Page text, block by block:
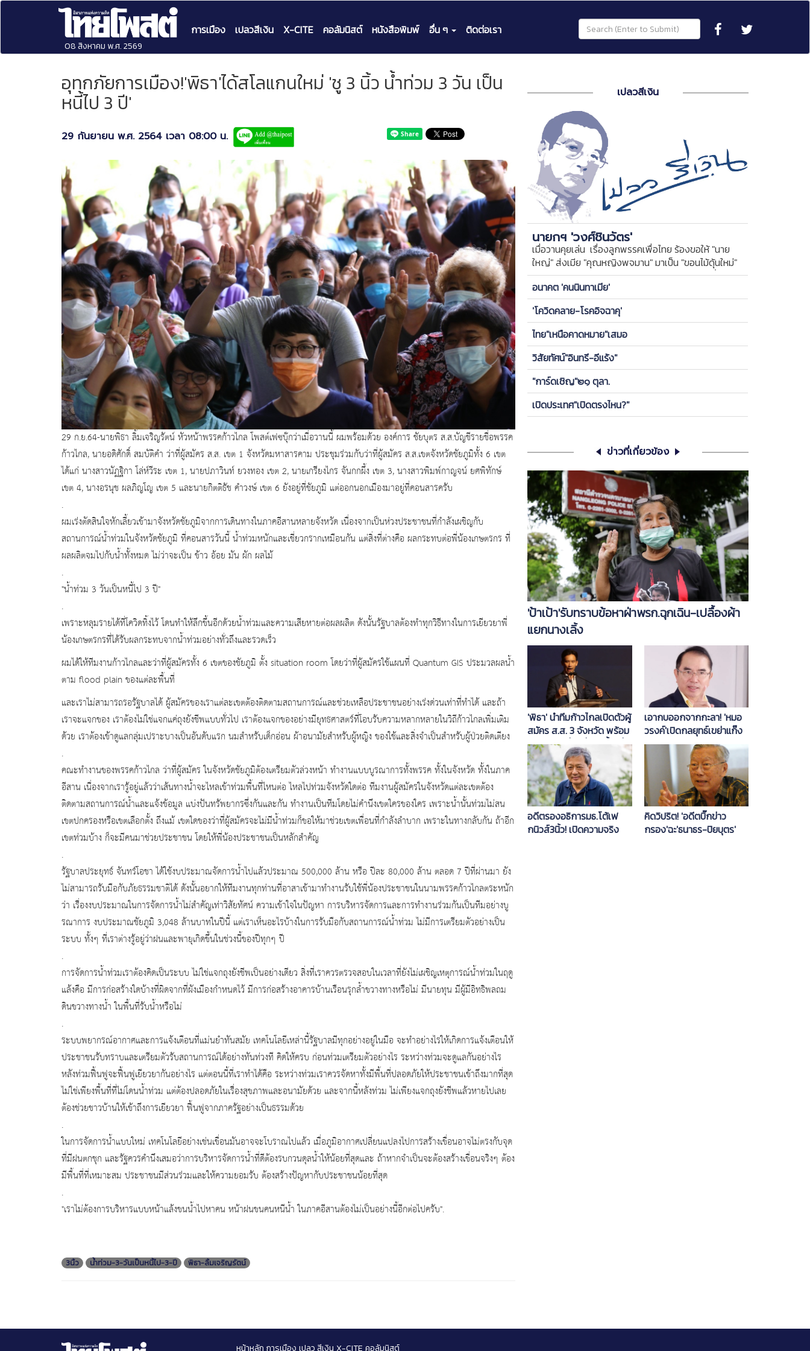
08 สิงหาคม พ.ศ. 2569
การเมือง เปลวสีเงิน X-CITE คอลัมนิสต์ หนังสือพิมพ์ อื่น ๆ ติดต่อเรา
อุทกภัยการเมือง!'พิธา'ได้สโลแกนใหม่ 'ชู 3 นิ้ว น้ำท่วม 3 วัน เป็น
หนี้ไป 3 ปี'
29 กันยายน พ.ศ. 2564 เวลา 08:00 น.
29 ก.ย.64-นายพิธา ลิ้มเจริญรัตน์ หัวหน้าพรรคก้าวไกล โพสต์เฟซบุ๊กว่าเมื่อวานนี้ ผมพร้อมด้วย องค์การ ชัยบุตร ส.ส.บัญชีรายชื่อพรรค
ก้าวไกล, นายอดิศักดิ์ สมบัติคำ ว่าที่ผู้สมัคร ส.ส. เขต 1 จังหวัดมหาสารคาม ประชุมร่วมกับว่าที่ผู้สมัคร ส.ส.เขตจังหวัดชัยภูมิทั้ง 6 เขต
ได้แก่ นางสาวนัฏฐิกา โล่ห์วีระ เขต 1, นายปภาวินท์ ยวงทอง เขต 2, นายเกรียงไกร จันกกผึ้ง เขต 3, นางสาวพิมพ์กาญจน์ ยศพิทักษ์
เขต 4, นางอรนุช ผลภิญโญ เขต 5 และนายกิตติธัช คำวงษ์ เขต 6 ยังอยู่ที่ชัยภูมิ แต่ออกนอกเมืองมาอยู่ที่คอนสารครับ
.
ผมเร่งตัดสินใจหักเลี้ยวเข้ามาจังหวัดชัยภูมิจากการเดินทางในภาคอีสานหลายจังหวัด เนื่องจากเป็นห่วงประชาชนที่กำลังเผชิญกับ
สถานการณ์น้ำท่วมในจังหวัดชัยภูมิ ที่คอนสารวันนี้ น้ำท่วมหนักและเชี่ยวกรากเหมือนกัน แต่สิ่งที่ต่างคือ ผลกระทบต่อพี่น้องเกษตรกร ที่
ผลผลิตจมไปกับน้ำทั้งหมด ไม่ว่าจะเป็น ข้าว อ้อย มัน ผัก ผลไม้
.
"น้ำท่วม 3 วันเป็นหนี้ไป 3 ปี"
.
เพราะหลุมรายได้ที่โควิดทิ้งไว้ โดนทำให้ลึกขึ้นอีกด้วยน้ำท่วมและความเสียหายต่อผลผลิต ดังนั้นรัฐบาลต้องทำทุกวิธีทางในการเยียวยาพี่
น้องเกษตรกรที่ได้รับผลกระทบจากน้ำท่วมอย่างทั่วถึงและรวดเร็ว
ผมได้ให้ทีมงานก้าวไกลและว่าที่ผู้สมัครทั้ง 6 เขตของชัยภูมิ ตั้ง situation room โดยว่าที่ผู้สมัครใช้แผนที่ Quantum GIS ประมวลผลน้ำ
ตาม flood plain ของแต่ละพื้นที่
และเราไม่สามารถรอรัฐบาลได้ ผู้สมัครของเราแต่ละเขตต้องติดตามสถานการณ์และช่วยเหลือประชาชนอย่างเร่งด่วนเท่าที่ทำได้ และถ้า
เราจะแจกของ เราต้องไม่ใช่แจกแค่ถุงยังชีพแบบทั่วไป เราต้องแจกของอย่างมียุทธศาสตร์ที่โอบรับความหลากหลายในวิถีก้าวไกลเพิ่มเติม
ด้วย เราต้องเข้าดูแลกลุ่มเปราะบางเป็นอันดับแรก นมสำหรับเด็กอ่อน ผ้าอนามัยสำหรับผู้หญิง ของใช้และสิ่งจำเป็นสำหรับผู้ป่วยติดเตียง
.
คณะทำงานของพรรคก้าวไกล ว่าที่ผู้สมัคร ในจังหวัดชัยภูมิต้องเตรียมตัวล่วงหน้า ทำงานแบบบูรณาการทั้งพรรค ทั้งในจังหวัด ทั้งในภาค
อีสาน เนื่องจากเรารู้อยู่แล้วว่าเส้นทางน้ำจะไหลเข้าท่วมพื้นที่ไหนต่อ ไหลไปท่วมจังหวัดใดต่อ ทีมงานผู้สมัครในจังหวัดแต่ละเขตต้อง
ติดตามสถานการณ์น้ำและแจ้งข้อมูล แบ่งปันทรัพยากรซึ่งกันและกัน ทำงานเป็นทีมโดยไม่คำนึงเขตใครของใคร เพราะน้ำนั้นท่วมไม่สน
เขตปกครองหรือเขตเลือกตั้ง ถึงแม้ เขตใดของว่าที่ผู้สมัครจะไม่มีน้ำท่วมก็ขอให้มาช่วยเขตเพื่อนที่กำลังลำบาก เพราะในทางกลับกัน ถ้าอีก
เขตท่วมบ้าง ก็จะมีคนมาช่วยประชาชน โดยให้พี่น้องประชาชนเป็นหลักสำคัญ
.
รัฐบาลประยุทธ์ จันทร์โอชา ได้ใช้งบประมาณจัดการน้ำไปแล้วประมาณ 500,000 ล้าน หรือ ปีละ 80,000 ล้าน ตลอด 7 ปีที่ผ่านมา ยัง
ไม่สามารถรับมือกับภัยธรรมชาติได้ ดังนั้นอยากให้ทีมงานทุกท่านที่อาสาเข้ามาทำงานรับใช้พี่น้องประชาชนในนามพรรคก้าวไกลตระหนัก
ว่า เรื่องงบประมาณในการจัดการน้ำไม่สำคัญเท่าวิสัยทัศน์ ความเข้าใจในปัญหา การบริหารจัดการและการทำงานร่วมกันเป็นทีมอย่างบู
รณาการ งบประมาณชัยภูมิ 3,048 ล้านบาทในปีนี้ แต่เราเห็นอะไรบ้างในการรับมือกับสถานการณ์น้ำท่วม ไม่มีการเตรียมตัวอย่างเป็น
ระบบ ทั้งๆ ที่เราต่างรู้อยู่ว่าฝนและพายุเกิดขึ้นในช่วงนี้ของปีทุกๆ ปี
.
การจัดการน้ำท่วมเราต้องคิดเป็นระบบ ไม่ใช่แจกถุงยังชีพเป็นอย่างเดียว สิ่งที่เราควรตรวจสอบในเวลาที่ยังไม่เผชิญเหตุการณ์น้ำท่วมในฤดู
แล้งคือ มีการก่อสร้างใดบ้างที่ผิดจากที่ผังเมืองกำหนดไว้ มีการก่อสร้างอาคารบ้านเรือนรุกล้ำขวางทางหรือไม่ มีนายทุน มีผู้มีอิทธิพลถม
ดินขวางทางน้ำ ในพื้นที่รับน้ำหรือไม่
.
ระบบพยากรณ์อากาศและการแจ้งเตือนที่แม่นยำทันสมัย เทคโนโลยีเหล่านี้รัฐบาลมีทุกอย่างอยู่ในมือ จะทำอย่างไรให้เกิดการแจ้งเตือนให้
ประชาชนรับทราบและเตรียมตัวรับสถานการณ์ได้อย่างทันท่วงที คิดให้ครบ ก่อนท่วมเตรียมตัวอย่างไร ระหว่างท่วมจะดูแลกันอย่างไร
หลังท่วมฟื้นฟูจะฟื้นฟูเยียวยากันอย่างไร แต่ตอนนี้ที่เราทำได้คือ ระหว่างท่วมเราควรจัดหาทั้งมีพื้นที่ปลอดภัยให้ประชาชนเข้าถึงมากที่สุด
ไม่ใช่เพียงพื้นที่ที่ไม่โดนน้ำท่วม แต่ต้องปลอดภัยในเรื่องสุขภาพและอนามัยด้วย และจากนี้หลังท่วม ไม่เพียงแจกถุงยังชีพแล้วหายไปเลย
ต้องช่วยชาวบ้านให้เข้าถึงการเยียวยา ฟื้นฟูจากภาครัฐอย่างเป็นธรรมด้วย
.
ในการจัดการน้ำแบบใหม่ เทคโนโลยีอย่างเช่นเขื่อนมันอาจจะโบราณไปแล้ว เมื่อภูมิอากาศเปลี่ยนแปลงไปการสร้างเขื่อนอาจไม่ตรงกับจุด
ที่มีฝนตกชุก และรัฐควรคำนึงเสมอว่าการบริหารจัดการน้ำที่ดีต้องรบกวนดุลน้ำให้น้อยที่สุดและ ถ้าหากจำเป็นจะต้องสร้างเขื่อนจริงๆ ต้อง
มีพื้นที่ที่เหมาะสม ประชาชนมีส่วนร่วมและให้ความยอมรับ ต้องสร้างปัญหากับประชาชนน้อยที่สุด
.
"เราไม่ต้องการบริหารแบบหน้าแล้งขนน้ำไปหาคน หน้าฝนขนคนหนีน้ำ ในภาคอีสานต้องไม่เป็นอย่างนี้อีกต่อไปครับ".
3นิ้ว น้ำท่วม-3-วันเป็นหนี้ไป-3-ปี พิธา-ลิ้มเจริญรัตน์
เปลวสีเงิน
นายกฯ 'วงศ์ชินวัตร'
เมื่อวานคุยเล่น เรื่องลูกพรรคเพื่อไทย ร้องขอให้ "นาย
ใหญ่" ส่งเมีย "คุณหญิงพจมาน" มาเป็น "ขอนไม้ดุ้นใหม่"
ของพรรค ให้ลูกกบ-ลูกเขียดในพรรคได้เกาะ วันนี้ ขอคุย
ซีเครียดซักนิด
อนาคต 'คนนินทาเมีย'
'โควิดคลาย-โรคอิจฉาคุ'
ไทย"เหนือคาดหมาย"เสมอ
วิสัยทัศน์"อินทรี-อีแร้ง"
"การ์ดเชิญ"๒๑ ตุลา.
เปิดประเทศ"เปิดตรงไหน?"
ข่าวที่เกี่ยวข้อง
'ป้าเป้า'รับทราบข้อหาฝ่าพรก.ฉุกเฉิน-เปลื้องผ้า
แยกนางเลิ้ง
'พิธา' นำทีมก้าวไกลเปิดตัวผู้
สมัคร ส.ส. 3 จังหวัด พร้อม
แก้ปัญหาเรื่องที่ดิน-น้ำ เชื่อ
เอาชนะใจคนอีสานได้
เอากบออกจากกะลา! 'หมอ
วรงค์'เปิดกลยุทธ์เขย่าแก๊ง
ล้มเจ้า
อดีตรองอธิการมธ.โต้เฟ
กนิวส์3นิ้ว! เปิดความจริง
คิดวิปริต! 'อดีตบิ๊กข่าว
กรอง'ฉะ'ธนาธร-ปิยบุตร'
หน้าหลัก การเมือง เปลว สีเงิน X-CITE คอลัมนิสต์